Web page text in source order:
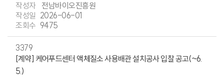
전남바이오진흥원
2026-06-01
9475
3379
[계약] 케어푸드센터 액체질소 사용배관 설치공사 입찰 공고(~6.
5.)